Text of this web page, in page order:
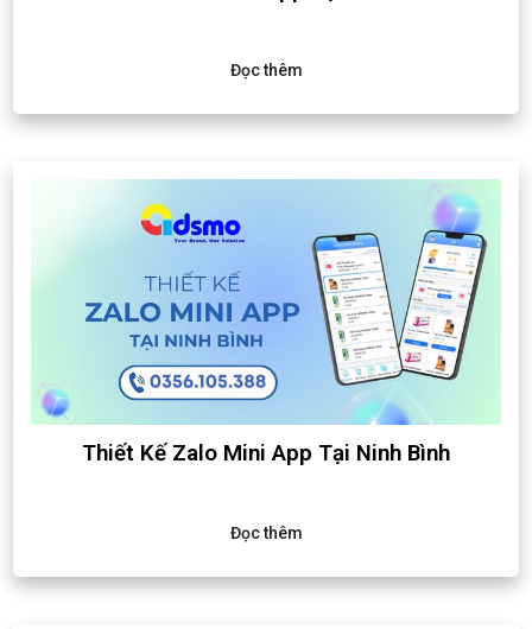
Đọc thêm
Thiết Kế Zalo Mini App Tại Ninh Bình
Đọc thêm